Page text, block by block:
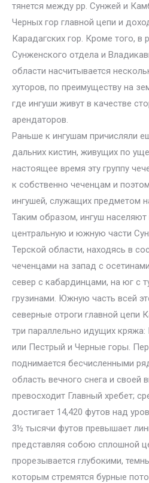
тянется между pp. Сунжей и
Черных гор главной цепи и
Карадагских гор. Кроме того, в
Сунженского отдела и
области насчитывается
хуторов, по преимуществу на
где ингуши живут в качестве
арендаторов.
Раньше к ингушам причисляли
дальних кистин, живущих по
настоящее время эту группу
к собственно чеченцам и
ингушей, служащих предметом
Таким образом, ингуш населяют
центральную и южную части
Терской области, находясь в
чеченцами на запад с
север с кабардинцами, на юг с
грузинами. Южную часть всей
северные отроги главной цепи
три параллельно идущих
или Пестрый и Черные горы.
поднимается бесчисленными
область вечного снега и своей
превосходит Главный хребет;
достигает 14,420 футов над
3½ тысячи футов превышает
представляя собою сплошной
прорезывается глубокими,
которым стремятся бурные